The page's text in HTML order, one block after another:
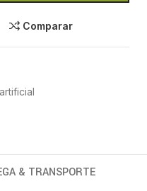
Comparar
& TRANSPORTE